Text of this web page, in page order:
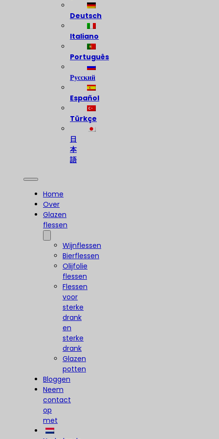
Deutsch
Italiano
Português
Русский
Español
Türkçe
日
本
語
Home
Over
Glazen
flessen
Wijnflessen
Bierflessen
Olijfolie
flessen
Flessen
voor
sterke
drank
en
sterke
drank
Glazen
potten
Bloggen
Neem
contact
op
met